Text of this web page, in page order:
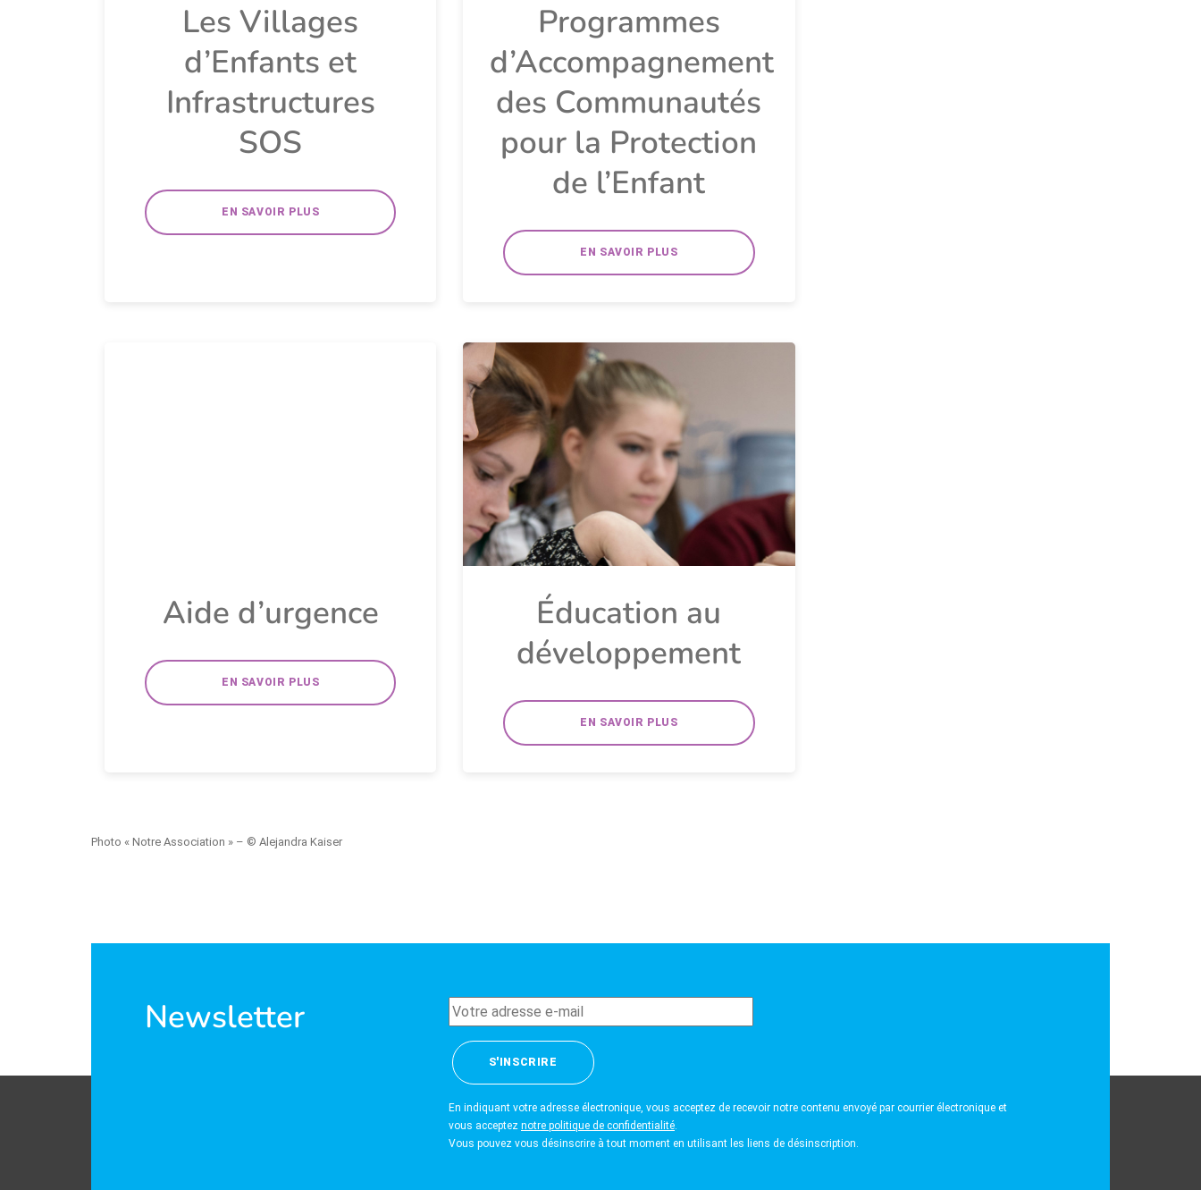
Les Villages
d’Enfants et
Infrastructures
SOS
EN SAVOIR PLUS
Programmes
d’Accompagnement
des Communautés
pour la Protection
de l’Enfant
EN SAVOIR PLUS
Aide d’urgence
EN SAVOIR PLUS
Éducation au
développement
EN SAVOIR PLUS
Photo « Notre Association » – © Alejandra Kaiser
Newsletter
En indiquant votre adresse électronique, vous acceptez de recevoir notre contenu envoyé par courrier électronique et
vous acceptez notre politique de confidentialité.
Vous pouvez vous désinscrire à tout moment en utilisant les liens de désinscription.